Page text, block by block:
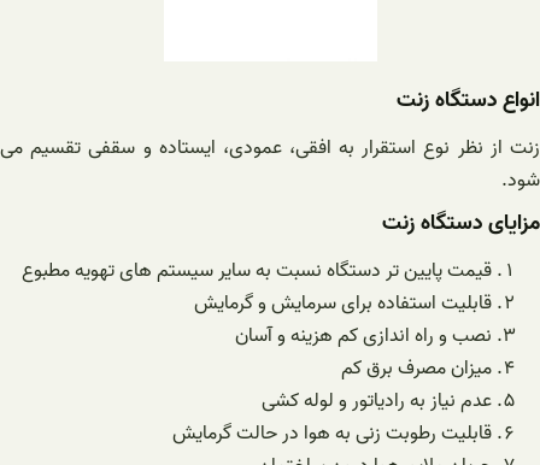
انواع دستگاه زنت
زنت از نظر نوع استقرار به افقی، عمودی، ایستاده و سقفی تقسیم می
شود.
مزایای دستگاه زنت
قیمت پایین تر دستگاه نسبت به سایر سیستم های تهویه مطبوع
قابلیت استفاده برای سرمایش و گرمایش
نصب و راه اندازی کم هزینه و آسان
میزان مصرف برق کم
عدم نیاز به رادیاتور و لوله کشی
قابلیت رطوبت زنی به هوا در حالت گرمایش